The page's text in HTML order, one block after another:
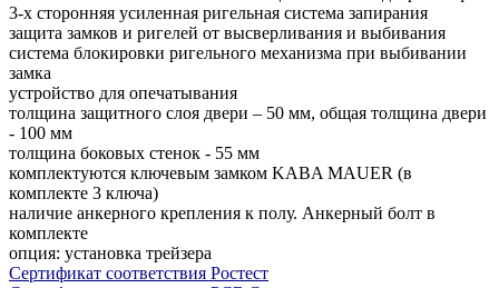
3-х сторонняя усиленная ригельная система запирания
защита замков и ригелей от высверливания и выбивания
система блокировки ригельного механизма при выбивании
замка
устройство для опечатывания
толщина защитного слоя двери – 50 мм, общая толщина двери
- 100 мм
толщина боковых стенок - 55 мм
комплектуются ключевым замком KABA MAUER (в
комплекте 3 ключа)
наличие анкерного крепления к полу. Анкерный болт в
комплекте
опция: установка трейзера
Сертификат соответствия Ростест